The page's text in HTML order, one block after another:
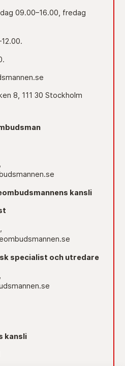
09.00–16.00, fredag
8, 111 30 Stockholm
kansli
specialist och utredare
kansli